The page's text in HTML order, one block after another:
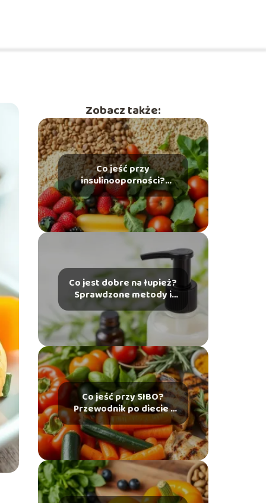
Zobacz także:
Co jeść przy
insulinooporności?
Przewodnik po zdrowej
diecie
Co jest dobre na łupież?
Sprawdzone metody i
porady
Co jeść przy SIBO?
Przewodnik po diecie i
produktach
dozwolonych